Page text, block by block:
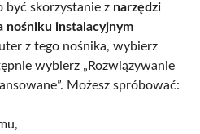
być skorzystanie z narzędzi
nośniku instalacyjnym
z tego nośnika, wybierz
wybierz „Rozwiązywanie
Możesz spróbować: